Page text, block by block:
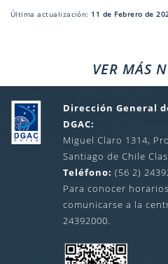
Última actualización: 11 de Febrero de
VER MÁS
Dirección General
DGAC:
Miguel Claro 1314,
Santiago de Chile
Teléfono: (56 2)
Para conocer
comunicarse a la
24392000.